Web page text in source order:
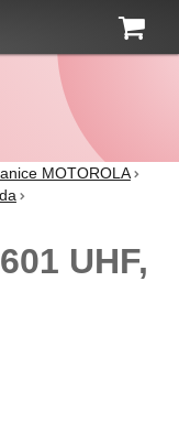
MOTOROLA
UHF,